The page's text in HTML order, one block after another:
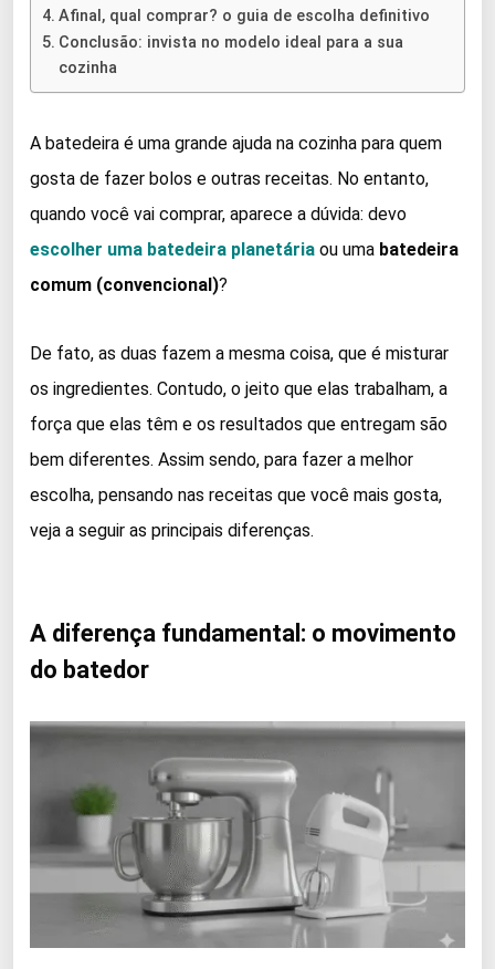
Afinal, qual comprar? o guia de escolha definitivo
Conclusão: invista no modelo ideal para a sua
cozinha
A batedeira é uma grande ajuda na cozinha para quem
gosta de fazer bolos e outras receitas. No entanto,
quando você vai comprar, aparece a dúvida: devo
escolher uma batedeira planetária ou uma batedeira
comum (convencional)?
De fato, as duas fazem a mesma coisa, que é misturar
os ingredientes. Contudo, o jeito que elas trabalham, a
força que elas têm e os resultados que entregam são
bem diferentes. Assim sendo, para fazer a melhor
escolha, pensando nas receitas que você mais gosta,
veja a seguir as principais diferenças.
A diferença fundamental: o movimento
do batedor